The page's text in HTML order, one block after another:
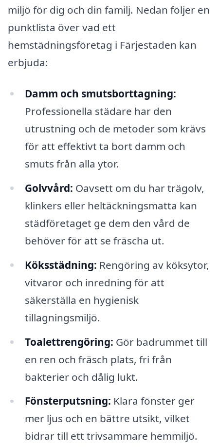
miljö för dig och din familj. Nedan följer en
punktlista över vad ett
hemstädningsföretag i Färjestaden kan
erbjuda:
Damm och smutsborttagning:
Professionella städare har den
utrustning och de metoder som krävs
för att effektivt ta bort damm och
smuts från alla ytor.
Golvvård: Oavsett om du har trägolv,
klinkers eller heltäckningsmatta kan
städföretaget ge dem den vård de
behöver för att se fräscha ut.
Köksstädning: Rengöring av köksytor,
vitvaror och inredning för att
säkerställa en hygienisk
tillagningsmiljö.
Toalettrengöring: Gör badrummet till
en ren och fräsch plats, fri från
bakterier och dålig lukt.
Fönsterputsning: Klara fönster ger
mer ljus och en bättre utsikt, vilket
bidrar till ett trivsammare hemmiljö.